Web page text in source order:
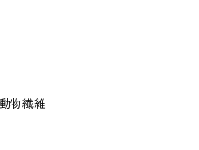
物繊維